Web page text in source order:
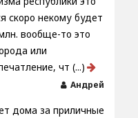
скоро некому будет
вообще-то это
или
чт (...)
Андрей
дома за приличные